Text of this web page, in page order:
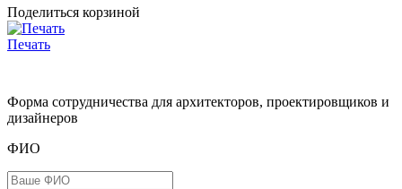
Поделиться корзиной
Печать
Форма сотрудничества для архитекторов, проектировщиков и
дизайнеров
ФИО